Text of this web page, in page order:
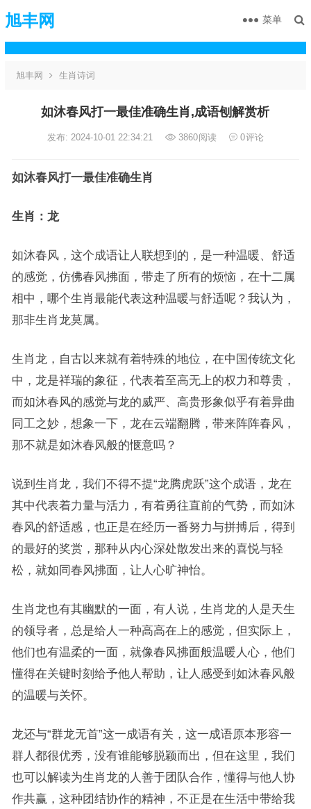
旭丰网 菜单
旭丰网 生肖诗词
如沐春风打一最佳准确生肖,成语刨解赏析
发布: 2024-10-01 22:34:21 3860阅读 0评论
如沐春风打一最佳准确生肖
生肖：龙
如沐春风，这个成语让人联想到的，是一种温暖、舒适
的感觉，仿佛春风拂面，带走了所有的烦恼，在十二属
相中，哪个生肖最能代表这种温暖与舒适呢？我认为，
那非生肖龙莫属。
生肖龙，自古以来就有着特殊的地位，在中国传统文化
中，龙是祥瑞的象征，代表着至高无上的权力和尊贵，
而如沐春风的感觉与龙的威严、高贵形象似乎有着异曲
同工之妙，想象一下，龙在云端翻腾，带来阵阵春风，
那不就是如沐春风般的惬意吗？
说到生肖龙，我们不得不提“龙腾虎跃”这个成语，龙在
其中代表着力量与活力，有着勇往直前的气势，而如沐
春风的舒适感，也正是在经历一番努力与拼搏后，得到
的最好的奖赏，那种从内心深处散发出来的喜悦与轻
松，就如同春风拂面，让人心旷神怡。
生肖龙也有其幽默的一面，有人说，生肖龙的人是天生
的领导者，总是给人一种高高在上的感觉，但实际上，
他们也有温柔的一面，就像春风拂面般温暖人心，他们
懂得在关键时刻给予他人帮助，让人感受到如沐春风般
的温暖与关怀。
龙还与“群龙无首”这一成语有关，这一成语原本形容一
群人都很优秀，没有谁能够脱颖而出，但在这里，我们
也可以解读为生肖龙的人善于团队合作，懂得与他人协
作共赢，这种团结协作的精神，不正是在生活中带给我